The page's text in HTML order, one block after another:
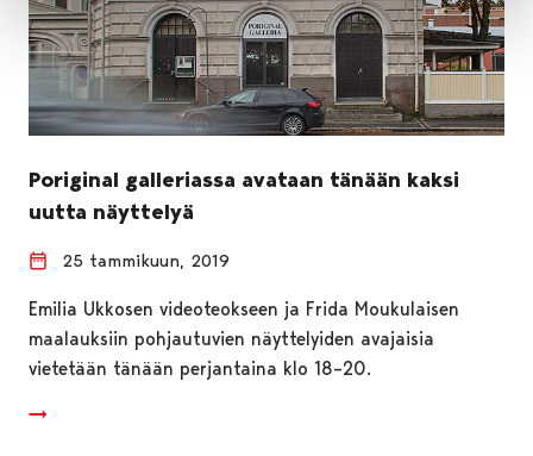
Poriginal galleriassa avataan tänään kaksi
uutta näyttelyä
25 tammikuun, 2019
Emilia Ukkosen videoteokseen ja Frida Moukulaisen
maalauksiin pohjautuvien näyttelyiden avajaisia
vietetään tänään perjantaina klo 18–20.